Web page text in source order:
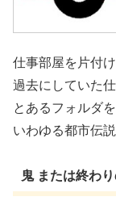
仕事部屋を片付
過去にしていた
とあるフォルダ
いわゆる都市伝
鬼 または終わ